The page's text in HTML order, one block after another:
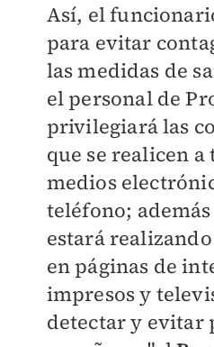
Así, el
para evitar
las medidas de
el personal de
privilegiará las
que se realicen a
medios
teléfono; además
estará
en páginas de
impresos y
detectar y evitar